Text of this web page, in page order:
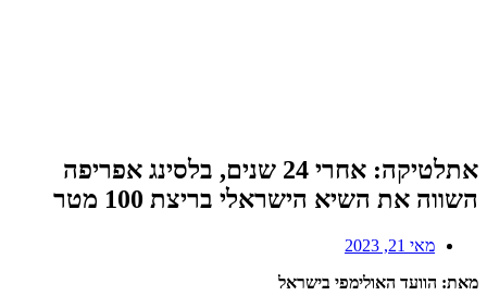
אתלטיקה: אחרי 24 שנים, בלסינג אפריפה
השווה את השיא הישראלי בריצת 100 מטר
מאי 21, 2023
מאת: הוועד האולימפי בישראל